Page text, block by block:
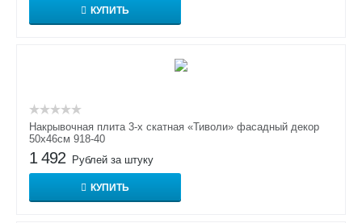
КУПИТЬ
Накрывочная плита 3-х скатная «Тиволи» фасадный декор
50х46см 918-40
1 492 Рублей за штуку
КУПИТЬ